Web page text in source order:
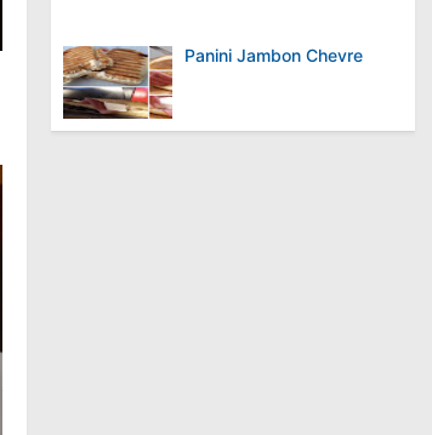
Panini Jambon Chevre